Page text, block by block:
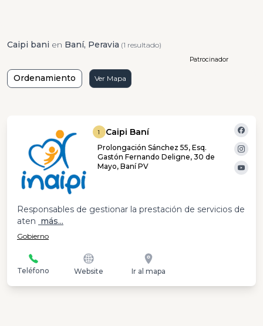
Caipi bani en Baní, Peravia (1 resultado)
Ordenamiento Ver Mapa
Patrocinador
1 Caipi Baní
Prolongación Sánchez 55, Esq.
Gastón Fernando Deligne, 30 de
Mayo, Baní PV
Responsables de gestionar la prestación de servicios de
aten más...
Gobierno
Teléfono Website Ir al mapa